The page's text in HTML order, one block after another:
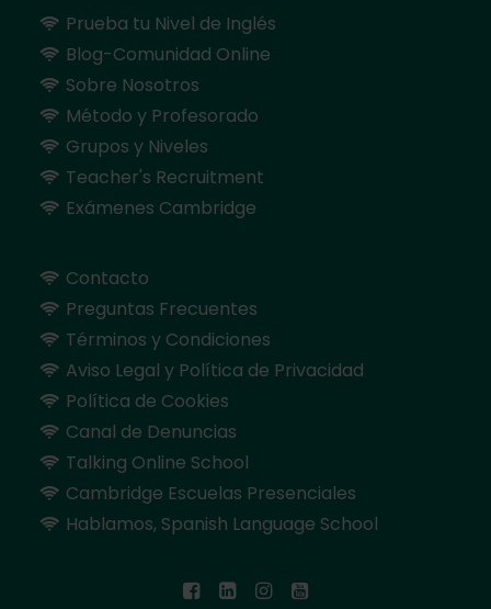
Prueba tu Nivel de Inglés
Blog-Comunidad Online
Sobre Nosotros
Método y Profesorado
Grupos y Niveles
Teacher's Recruitment
Exámenes Cambridge
Contacto
Preguntas Frecuentes
Términos y Condiciones
Aviso Legal y Política de Privacidad
Política de Cookies
Canal de Denuncias
Talking Online School
Cambridge Escuelas Presenciales
Hablamos, Spanish Language School